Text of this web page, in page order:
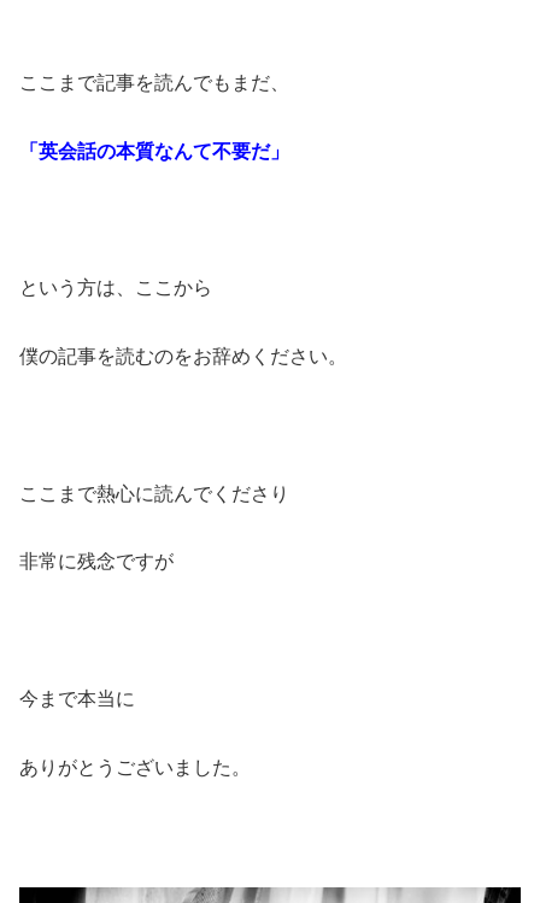
ここまで記事を読んでもまだ、
「英会話の本質なんて不要だ」
という方は、ここから
僕の記事を読むのをお辞めください。
ここまで熱心に読んでくださり
非常に残念ですが
今まで本当に
ありがとうございました。